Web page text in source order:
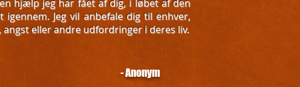
hjælp jeg har fået af dig, i løbet af den
Jeg vil anbefale dig til enhver,
eller andre udfordringer i deres liv.
- Anonym